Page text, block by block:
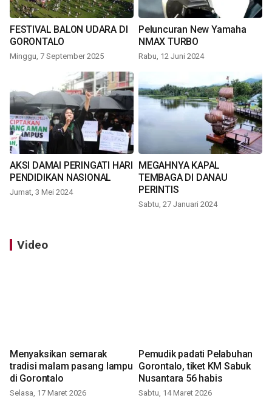
FESTIVAL BALON UDARA DI
GORONTALO
Minggu, 7 September 2025
Peluncuran New Yamaha
NMAX TURBO
Rabu, 12 Juni 2024
AKSI DAMAI PERINGATI HARI
PENDIDIKAN NASIONAL
Jumat, 3 Mei 2024
MEGAHNYA KAPAL
TEMBAGA DI DANAU
PERINTIS
Sabtu, 27 Januari 2024
Video
Menyaksikan semarak
tradisi malam pasang lampu
di Gorontalo
Selasa, 17 Maret 2026
Pemudik padati Pelabuhan
Gorontalo, tiket KM Sabuk
Nusantara 56 habis
Sabtu, 14 Maret 2026